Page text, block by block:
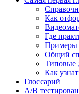
Как
Где
Примеры
Общий
Типовые
Как
Глоссарий
A/B